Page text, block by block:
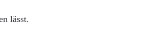
lässt.